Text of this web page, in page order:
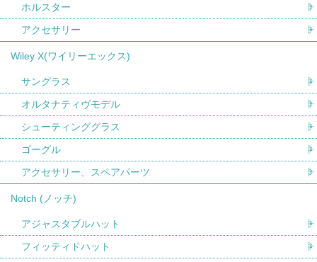
ホルスター
アクセサリー
Wiley X(ワイリーエックス)
サングラス
オルタナティヴモデル
シューティンググラス
ゴーグル
アクセサリー、スペアパーツ
Notch (ノッチ)
アジャスタブルハット
フィッティドハット